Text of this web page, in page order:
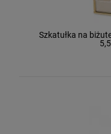
Szkatułka na